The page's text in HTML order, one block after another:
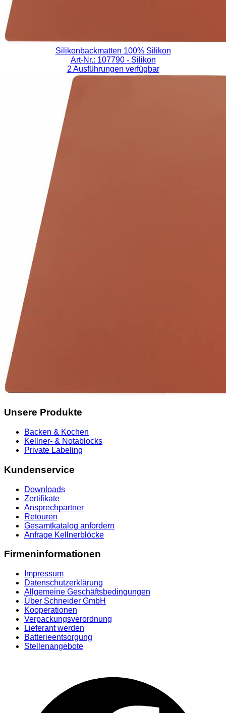
Silikonbackmatten 100% Silikon
Art-Nr.: 107790 - Silikon
2 Ausführungen verfügbar
Unsere Produkte
Backen & Kochen
Kellner- & Notablocks
Private Labeling
Kundenservice
Downloads
Zertifikate
Ansprechpartner
Retouren
Gesamtkatalog anfordern
Anfrage Kellnerblöcke
Firmeninformationen
Impressum
Datenschutzerklärung
Allgemeine Geschäftsbedingungen
Über Schneider GmbH
Kooperationen
Verpackungsverordnung
Lieferant werden
Batterieentsorgung
Stellenangebote